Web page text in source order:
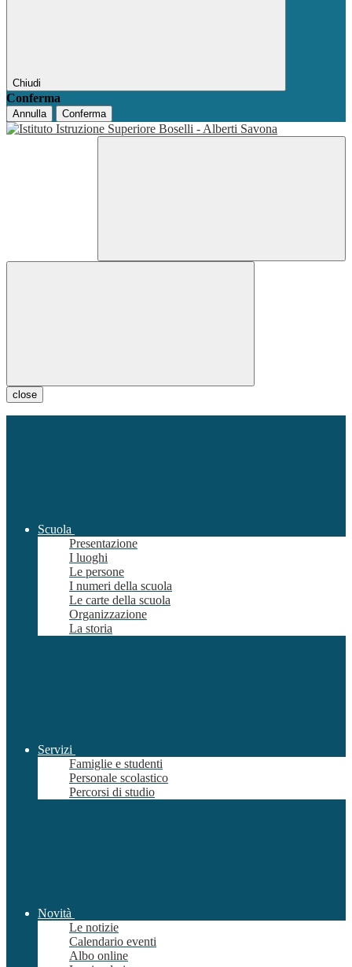
Chiudi
Conferma
Annulla Conferma
close
Scuola
Presentazione
I luoghi
Le persone
I numeri della scuola
Le carte della scuola
Organizzazione
La storia
Servizi
Famiglie e studenti
Personale scolastico
Percorsi di studio
Novità
Le notizie
Calendario eventi
Albo online